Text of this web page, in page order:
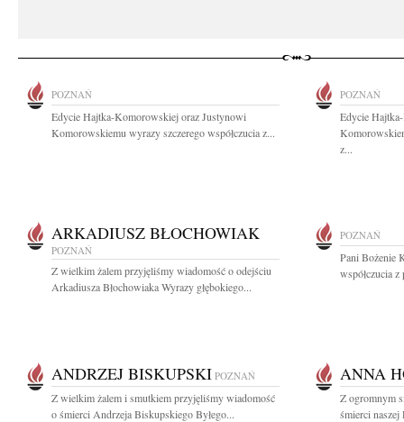
POZNAŃ
Edycie Hajtka-Komorowskiej oraz Justynowi
Komorowskiemu wyrazy szczerego współczucia z...
POZNAŃ
Edycie
z...
ARKADIUSZ BŁOCHOWIAK
POZNAŃ
Z wielkim żalem przyjęliśmy wiadomość o odejściu
Arkadiusza Błochowiaka Wyrazy głębokiego...
POZNAŃ
Pani Bożenie
współczucia
ANDRZEJ BISKUPSKI POZNAŃ
Z wielkim żalem i smutkiem przyjęliśmy wiadomość
o śmierci Andrzeja Biskupskiego Byłego...
ANNA
Z ogromnym
śmierci